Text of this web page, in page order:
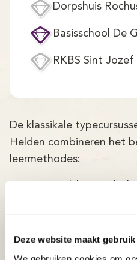
Deze website maakt
Dorpshuis
Basisschool De
RKBS Sint Jozef
De klassikale
Helden combineren het
leermethodes:
omgeving: De